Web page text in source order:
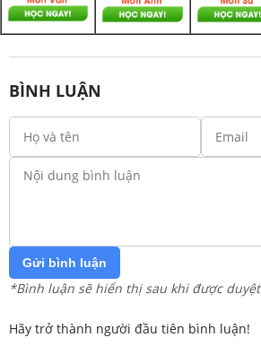
BÌNH LUẬN
Gửi bình luận
*Bình luận sẽ hiển thị sau khi được duyệt
Hãy trở thành người đầu tiên bình luận!